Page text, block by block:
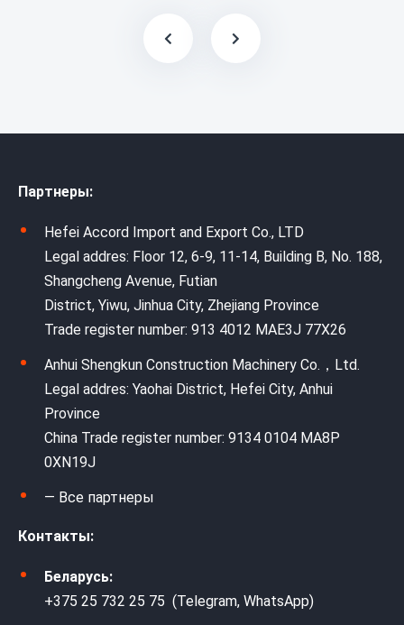
Партнеры:
Hefei Accord Import and Export Co., LTD
Legal addres: Floor 12, 6-9, 11-14, Building B, No. 188,
Shangcheng Avenue, Futian
District, Yiwu, Jinhua City, Zhejiang Province
Trade register number: 913 4012 MAE3J 77X26
Anhui Shengkun Construction Machinery Co.，Ltd.
Legal addres: Yaohai District, Hefei City, Anhui
Province
China Trade register number: 9134 0104 MA8P
0XN19J
— Все партнеры
Контакты:
Беларусь:
+375 25 732 25 75 (Telegram, WhatsApp)